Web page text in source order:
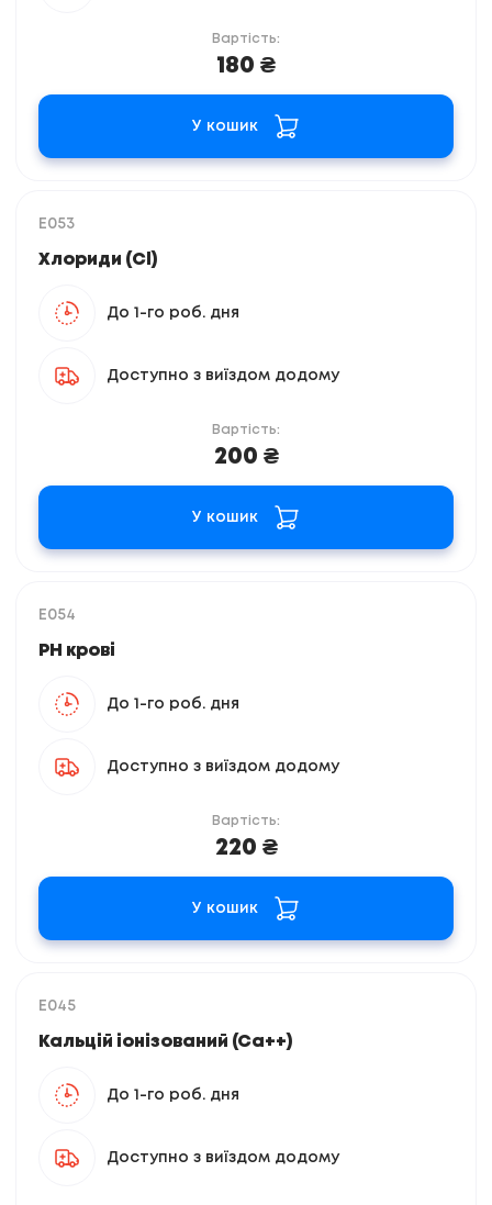
Вартість:
180 ₴
У кошик
E053
Хлориди (Cl)
До 1-го роб. дня
Доступно з виїздом додому
Вартість:
200 ₴
У кошик
E054
PH крові
До 1-го роб. дня
Доступно з виїздом додому
Вартість:
220 ₴
У кошик
E045
Кальцій іонізований (Са++)
До 1-го роб. дня
Доступно з виїздом додому